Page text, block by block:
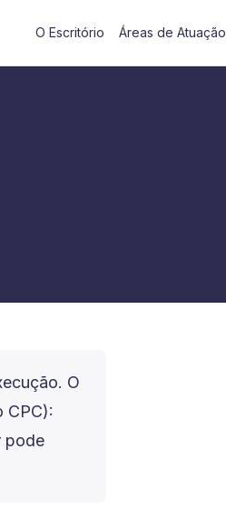
O Escritório Áreas de Atuação
O
CPC):
pode